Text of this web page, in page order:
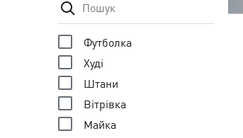
Футболка
Худі
Штани
Вітрівка
Майка